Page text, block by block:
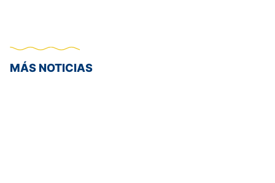
MÁS NOTICIAS